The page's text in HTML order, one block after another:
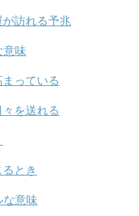
訪れる予兆
意味
っている
を送れる
とき
な意味